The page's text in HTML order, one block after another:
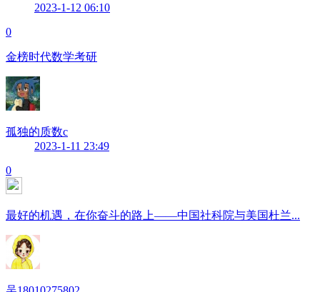
2023-1-12 06:10
0
金榜时代数学考研
孤独的质数c
2023-1-11 23:49
0
最好的机遇，在你奋斗的路上——中国社科院与美国杜兰...